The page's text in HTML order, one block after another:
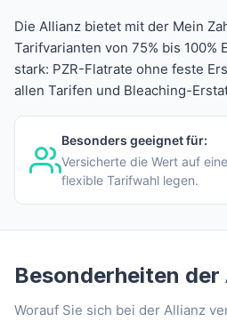
Die Allianz bietet mit der Mein
Tarifvarianten von 75% bis 100%
stark: PZR-Flatrate ohne feste
allen Tarifen und Bleaching-
Besonders geeignet für:
Versicherte die Wert auf
flexible Tarifwahl legen.
Besonderheiten der
Worauf Sie sich bei der Allianz